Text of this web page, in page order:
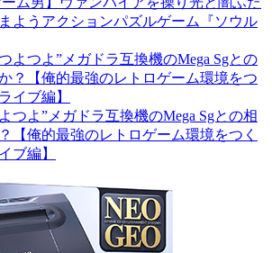
ようアクションパズルゲーム『ソウル
つよ”メガドラ互換機のMega Sgとの相
【俺的最強のレトロゲーム環境をつく
ブ編】